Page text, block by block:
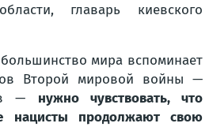
главарь киевского
мира вспоминает
Второй мировой войны —
— нужно чувствовать, что
нацисты продолжают свою